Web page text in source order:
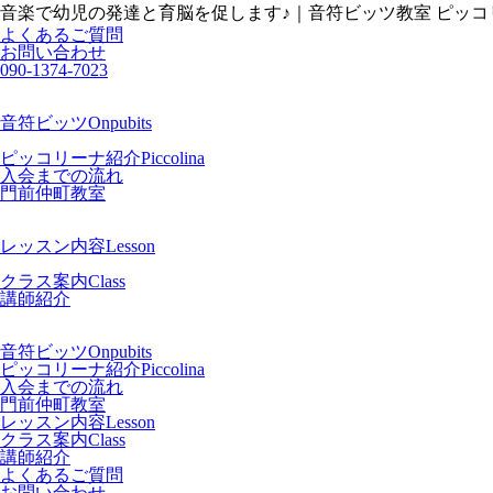
音楽で幼児の発達と育脳を促します♪｜音符ビッツ教室 ピッコ
よくあるご質問
お問い合わせ
090-1374-7023
音符ビッツOnpubits
ピッコリーナ紹介Piccolina
入会までの流れ
門前仲町教室
レッスン内容Lesson
クラス案内Class
講師紹介
音符ビッツOnpubits
ピッコリーナ紹介Piccolina
入会までの流れ
門前仲町教室
レッスン内容Lesson
クラス案内Class
講師紹介
よくあるご質問